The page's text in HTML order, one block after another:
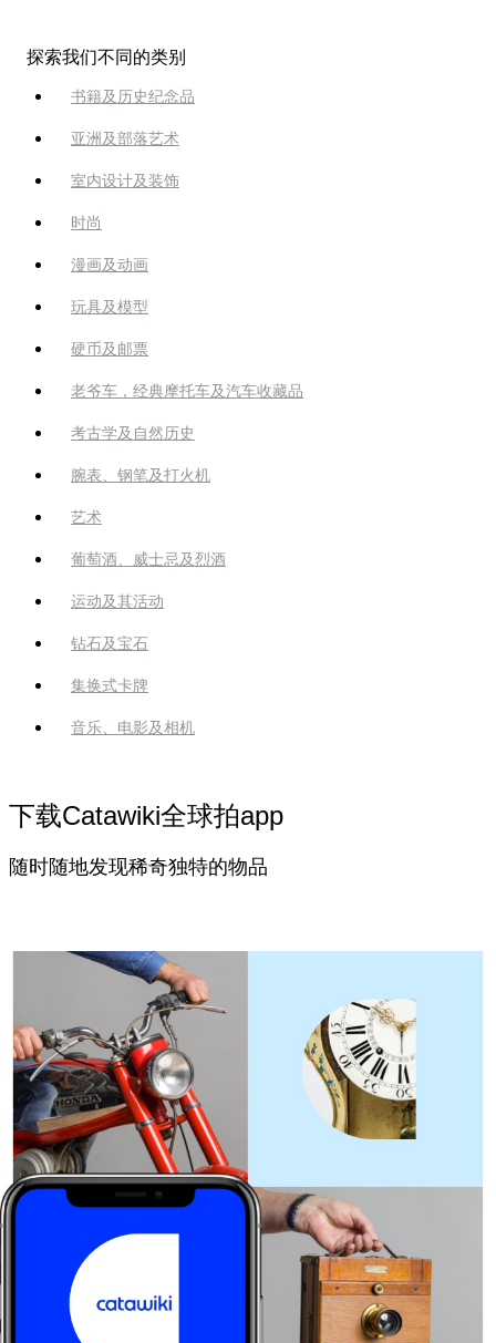
探索我们不同的类别
书籍及历史纪念品
亚洲及部落艺术
室内设计及装饰
时尚
漫画及动画
玩具及模型
硬币及邮票
老爷车，经典摩托车及汽车收藏品
考古学及自然历史
腕表、钢笔及打火机
艺术
葡萄酒、威士忌及烈酒
运动及其活动
钻石及宝石
集换式卡牌
音乐、电影及相机
下载Catawiki全球拍app
随时随地发现稀奇独特的物品